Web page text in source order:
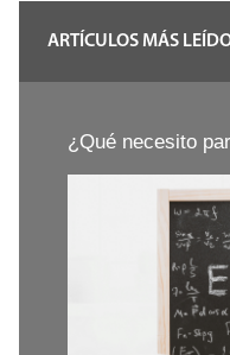
ARTÍCULOS MÁS
¿Qué necesito